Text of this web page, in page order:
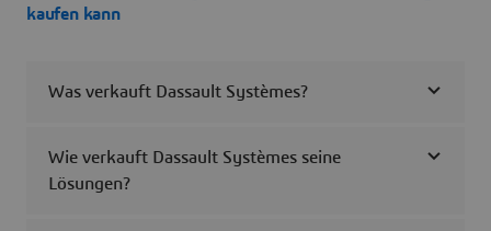
kaufen kann
Was verkauft Dassault Systèmes?
Wie verkauft Dassault Systèmes seine
Lösungen?